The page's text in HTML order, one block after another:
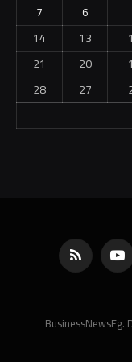
6
7
13
14
20
21
27
28
يوتيوب RSS